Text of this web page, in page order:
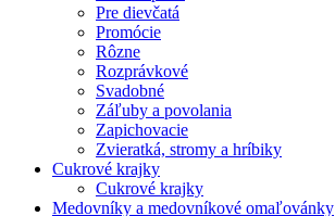
Pre dievčatá
Promócie
Rôzne
Rozprávkové
Svadobné
Záľuby a povolania
Zapichovacie
Zvieratká, stromy a hríbiky
Cukrové krajky
Cukrové krajky
Medovníky a medovníkové omaľovánky